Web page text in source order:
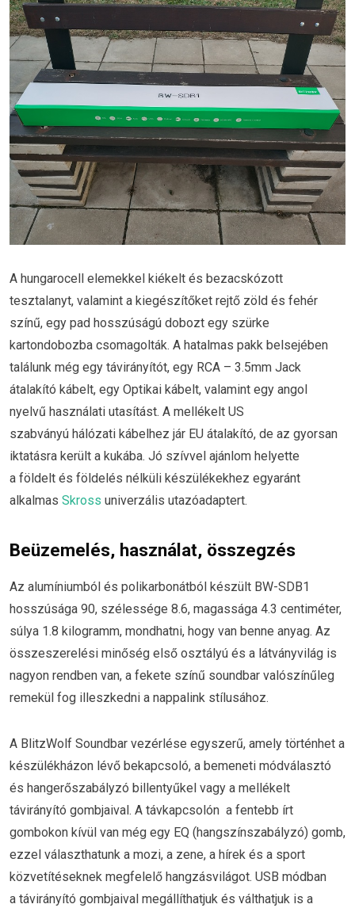
A hungarocell elemekkel kiékelt és bezacskózott
tesztalanyt, valamint a kiegészítőket rejtő zöld és fehér
színű, egy pad hosszúságú dobozt egy szürke
kartondobozba csomagolták. A hatalmas pakk belsejében
találunk még egy távirányítót, egy RCA – 3.5mm Jack
átalakító kábelt, egy Optikai kábelt, valamint egy angol
nyelvű használati utasítást. A mellékelt US
szabványú hálózati kábelhez jár EU átalakító, de az gyorsan
iktatásra került a kukába. Jó szívvel ajánlom helyette
a földelt és földelés nélküli készülékekhez egyaránt
alkalmas Skross univerzális utazóadaptert.
Beüzemelés, használat, összegzés
Az alumíniumból és polikarbonátból készült BW-SDB1
hosszúsága 90, szélessége 8.6, magassága 4.3 centiméter,
súlya 1.8 kilogramm, mondhatni, hogy van benne anyag. Az
összeszerelési minőség első osztályú és a látványvilág is
nagyon rendben van, a fekete színű soundbar valószínűleg
remekül fog illeszkedni a nappalink stílusához.
A BlitzWolf Soundbar vezérlése egyszerű, amely történhet a
készülékházon lévő bekapcsoló, a bemeneti módválasztó
és hangerőszabályzó billentyűkel vagy a mellékelt
távirányító gombjaival. A távkapcsolón a fentebb írt
gombokon kívül van még egy EQ (hangszínszabályzó) gomb,
ezzel választhatunk a mozi, a zene, a hírek és a sport
közvetítéseknek megfelelő hangzásvilágot. USB módban
a távirányító gombjaival megállíthatjuk és válthatjuk is a